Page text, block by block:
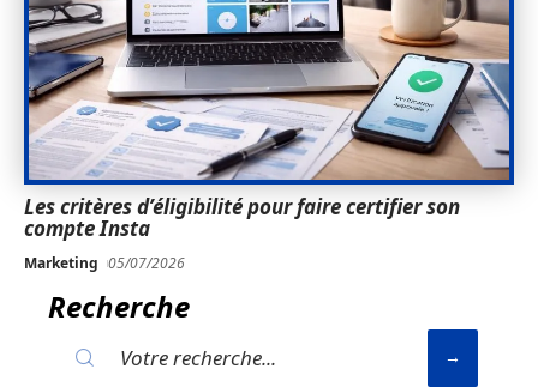
Les critères d’éligibilité pour faire certifier son
compte Insta
Marketing 05/07/2026
Recherche